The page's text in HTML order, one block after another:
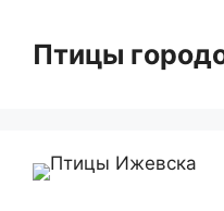
содержимому
Птицы